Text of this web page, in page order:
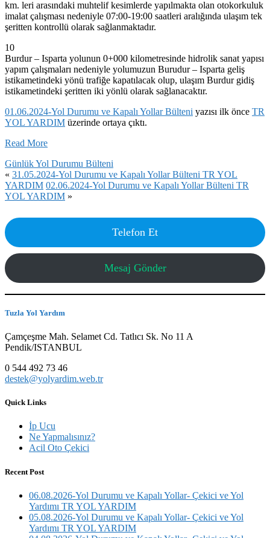
km. leri arasındaki muhtelif kesimlerde yapılmakta olan otokorkuluk
imalat çalışması nedeniyle 07:00-19:00 saatleri aralığında ulaşım tek
şeritten kontrollü olarak sağlanmaktadır.
10
Burdur – Isparta yolunun 0+000 kilometresinde hidrolik sanat yapısı
yapım çalışmaları nedeniyle yolumuzun Burudur – Isparta geliş
istikametindeki yönü trafiğe kapatılacak olup, ulaşım Burdur gidiş
istikametindeki şeritten iki yönlü olarak sağlanacaktır.
01.06.2024-Yol Durumu ve Kapalı Yollar Bülteni yazısı ilk önce TR
YOL YARDIM üzerinde ortaya çıktı.
Read More
Günlük Yol Durumu Bülteni
« 31.05.2024-Yol Durumu ve Kapalı Yollar Bülteni TR YOL
YARDIM 02.06.2024-Yol Durumu ve Kapalı Yollar Bülteni TR
YOL YARDIM »
Telefon Et
Mesaj Gönder
Tuzla Yol Yardım
Çamçeşme Mah. Selamet Cd. Tatlıcı Sk. No 11 A
Pendik/ISTANBUL
0 544 492 73 46
destek@yolyardim.web.tr
Quick Links
İp Ucu
Ne Yapmalısınız?
Acil Oto Çekici
Recent Post
06.08.2026-Yol Durumu ve Kapalı Yollar- Çekici ve Yol
Yardımı TR YOL YARDIM
05.08.2026-Yol Durumu ve Kapalı Yollar- Çekici ve Yol
Yardımı TR YOL YARDIM